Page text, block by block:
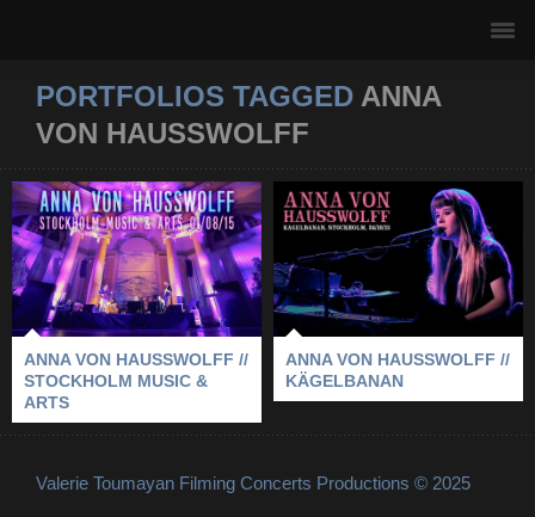
PORTFOLIOS TAGGED ANNA
VON HAUSSWOLFF
ANNA VON
HAUSSWOLFF //
STOCKHOLM MUSIC
& ARTS
2015-ANNA VON HAUSSWOLFF-
STOCKHOLM
STOCKHOLM MUSIC & ARTS
ANNA VON HAUSSWOLFF //
STOCKHOLM MUSIC &
ARTS
ANNA VON
HAUSSWOLFF //
KÄGELBANAN
2012-ANNA VON HAUSSWOLFF -
KÄGELBANAN
STOCKHOLM
ANNA VON HAUSSWOLFF //
KÄGELBANAN
Valerie Toumayan Filming Concerts Productions © 2025